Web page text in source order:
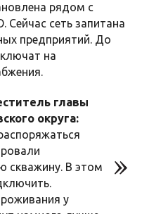
рядом с
сеть запитана
предприятий. До
на
главы
округа:
скважину. В этом
у